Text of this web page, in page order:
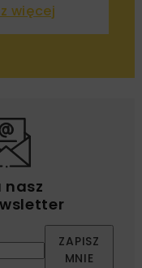
więcej
nasz
ZAPISZ
MNIE